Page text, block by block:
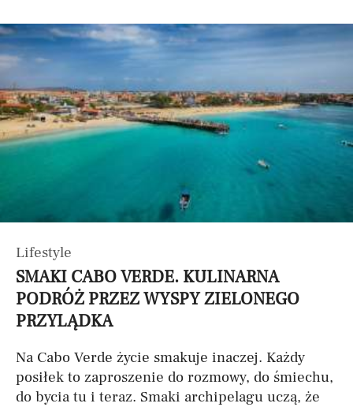
Lifestyle
SMAKI CABO VERDE. KULINARNA
PODRÓŻ PRZEZ WYSPY ZIELONEGO
PRZYLĄDKA
Na Cabo Verde życie smakuje inaczej. Każdy
posiłek to zaproszenie do rozmowy, do śmiechu,
do bycia tu i teraz. Smaki archipelagu uczą, że